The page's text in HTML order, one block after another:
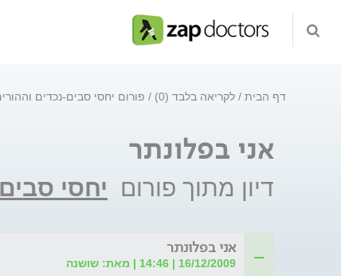
דף הבית לקריאה בלבד (0) פורום יחסי סבים-נכדים
אני בפלונתר
דיון מתוך פורום יחסי
אני בפלונתר
16/12/2009 | 14:46 | מאת: שושנה